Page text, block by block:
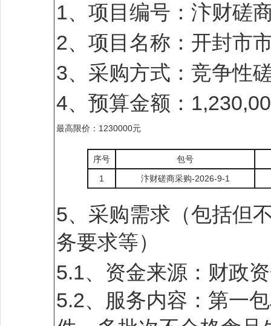
1、项目编号：汴财磋
2、项目名称：开封市
3、采购方式：竞争性
4、预算金额：
最高限价：1230000元
序号
包号
1
汴财磋商采购-2026-9-1
5、采购需求（包括但
务要求等）
5.1、资金来源：财政
5.2、服务内容：第一